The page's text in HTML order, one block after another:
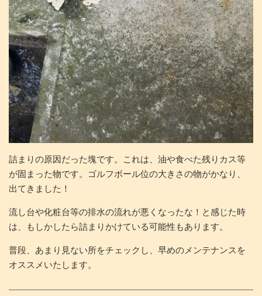
詰まりの原因だった塊です。これは、油や食べた残りカス等
が固まった物です。ゴルフボール位の大きさの物がかなり、
出てきました！
流し台や化粧台等の排水の流れが悪くなったな！と感じた時
は、もしかしたら詰まりかけている可能性もあります。
普段、あまり見ない所をチェックし、早めのメンテナンスを
オススメいたします。